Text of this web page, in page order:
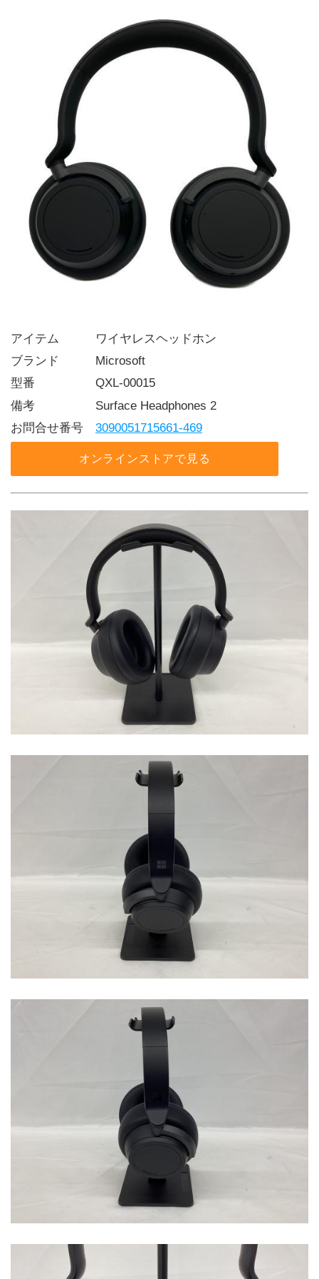
アイテム   ワイヤレスヘッドホン
ブランド   Microsoft
型番     QXL-00015
備考     Surface Headphones 2
お問合せ番号 3090051715661-469
オンラインストアで見る